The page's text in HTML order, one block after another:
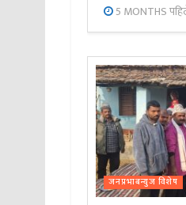
5 MONTHS
जनप्रभाबन्युज विशेष